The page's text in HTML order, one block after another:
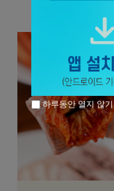
하루동안 열지 않기